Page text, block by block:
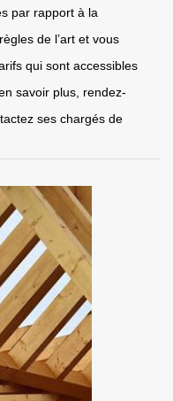
par rapport à la
de l’art et vous
qui sont accessibles
savoir plus, rendez-
ses chargés de